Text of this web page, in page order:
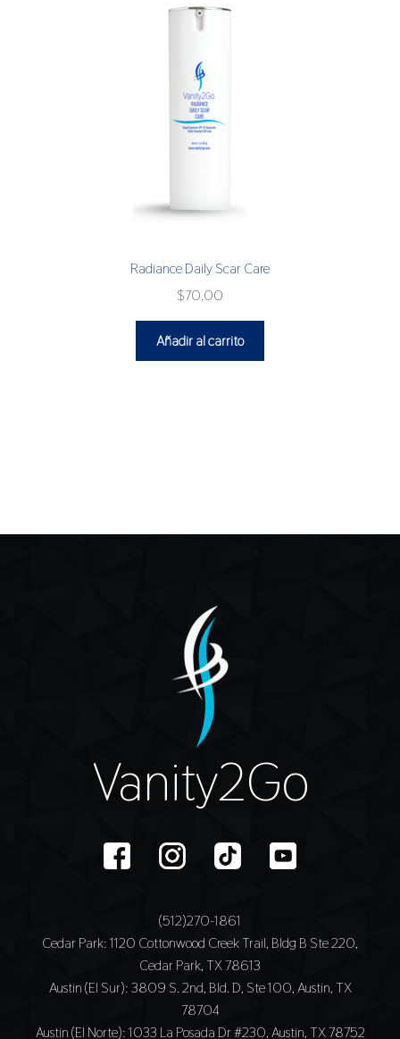
Radiance Daily Scar Care
$70.00
Añadir al carrito
Vanity2Go
(512)270-1861
Cedar Park: 1120 Cottonwood Creek Trail, Bldg B Ste 220,
Cedar Park, TX 78613
Austin (El Sur): 3809 S. 2nd, Bld. D, Ste 100, Austin, TX
78704
Austin (El Norte): 1033 La Posada Dr #230, Austin, TX 78752